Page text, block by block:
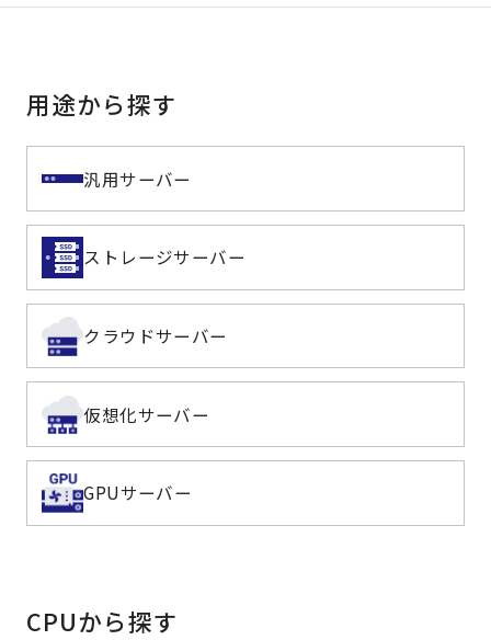
ニュース
よくある質問
採用情報
サービス
事例
サポート
会社案内
用途から探す
汎用サーバー
ストレージサーバー
クラウドサーバー
仮想化サーバー
GPUサーバー
CPUから探す